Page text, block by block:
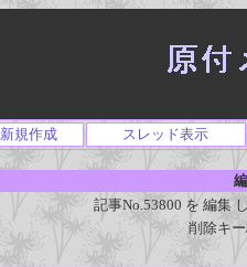
新規作成 スレッド表示
記事No.53800 を 編集
削除キ